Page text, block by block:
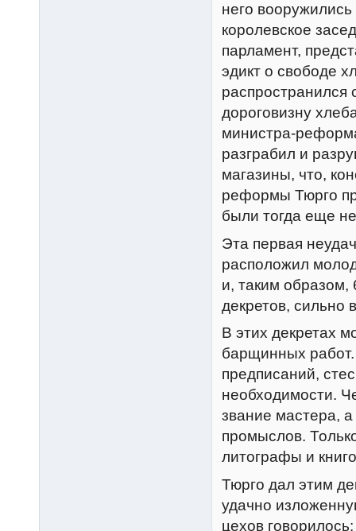
него
королевское
парламент,
эдикт о свободе
распространился
дороговизну
министра-
разграбил и
магазины, что,
реформы Тюрго
были тогда еще
Эта первая
расположил
и, таким образом,
декретов, сильно
В этих декретах
барщинных
предписаний,
необходимости.
звание мастера,
промыслов.
литографы и
Тюрго дал этим
удачно
цехов